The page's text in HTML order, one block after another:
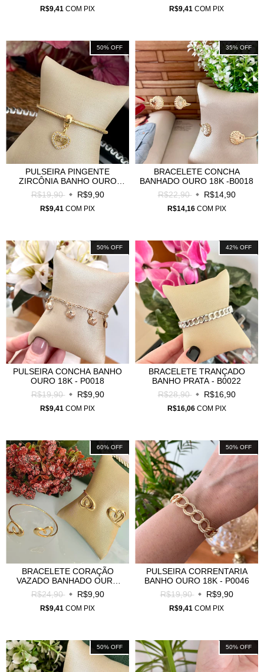
R$9,41 COM PIX R$9,41 COM PIX
50% OFF
PULSEIRA PINGENTE
ZIRCÔNIA BANHO OURO
18K- P0016
R$19,90 R$9,90
R$9,41 COM PIX
35% OFF
BRACELETE CONCHA
BANHADO OURO 18K -B0018
R$22,90
R$14,90
R$14,16 COM PIX
50% OFF
PULSEIRA CONCHA BANHO
OURO 18K - P0018
R$19,90
R$9,90
R$9,41 COM PIX
42% OFF
BRACELETE TRANÇADO
BANHO PRATA - B0022
R$28,90
R$16,90
R$16,06 COM PIX
60% OFF
BRACELETE CORAÇÃO
VAZADO BANHADO OURO
18K - B0020
R$24,90 R$9,90
R$9,41 COM PIX
50% OFF
PULSEIRA CORRENTARIA
BANHO OURO 18K - P0046
R$19,90
R$9,90
R$9,41 COM PIX
50% OFF 50% OFF